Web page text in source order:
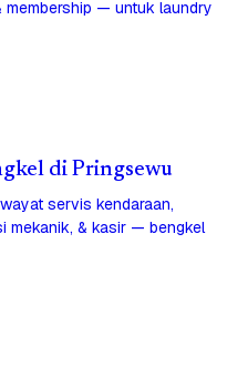
membership — untuk laundry
di Pringsewu
servis kendaraan,
mekanik, & kasir — bengkel